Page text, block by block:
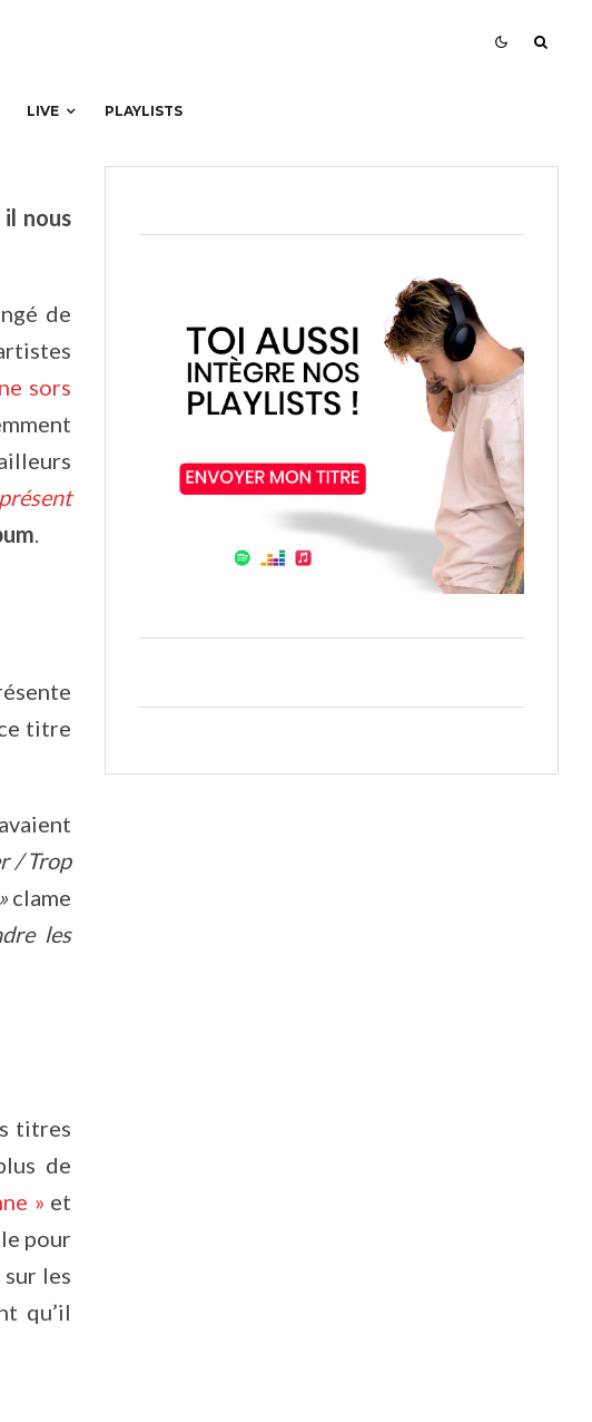
LIVE PLAYLISTS
nous
de
sors
.
titre
/ Trop
clame
les
titres
de
» et
pour
sur les
qu’il